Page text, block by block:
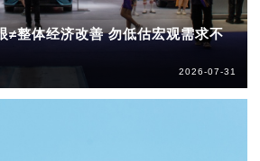
≠整体经济改善 勿低估宏观需求不
2026-07-31